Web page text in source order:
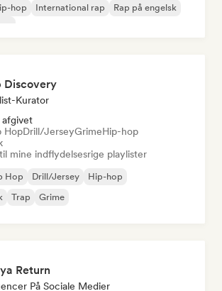
hop
International rap
Rap på engelsk
Discovery
Kurator
afgivet
HopDrill/JerseyGrimeHip-hop
mine indflydelsesrige playlister
Hop Drill/Jersey
Hip-hop
Trap Grime
Return
På Sociale Medier